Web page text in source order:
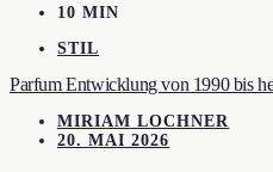
10 MIN
STIL
Parfum Entwicklung von 1990 bis
MIRIAM LOCHNER
20. MAI 2026